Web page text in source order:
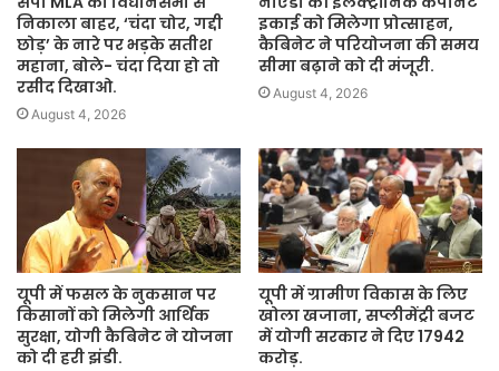
निकाला बाहर, ‘चंदा चोर, गद्दी
छोड़’ के नारे पर भड़के सतीश
महाना, बोले- चंदा दिया हो तो
रसीद दिखाओ.
August 4, 2026
इकाई को मिलेगा प्रोत्साहन,
कैबिनेट ने परियोजना की समय
सीमा बढ़ाने को दी मंजूरी.
August 4, 2026
यूपी में फसल के नुकसान पर
किसानों को मिलेगी आर्थिक
सुरक्षा, योगी कैबिनेट ने योजना
को दी हरी झंडी.
यूपी में ग्रामीण विकास के लिए
खोला खजाना, सप्लीमेंट्री बजट
में योगी सरकार ने दिए 17942
करोड़.